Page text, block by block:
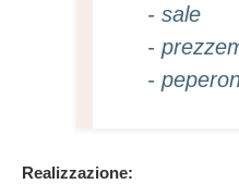
- sale
-
-
Realizzazione: